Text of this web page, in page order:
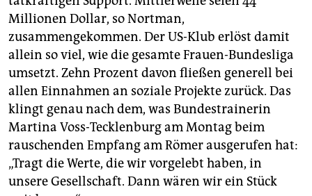
Millionen Dollar, so Nortman,
zusammengekommen. Der US-Klub erlöst damit
allein so viel, wie die gesamte Frauen-Bundesliga
umsetzt. Zehn Prozent davon fließen generell bei
allen Einnahmen an soziale Projekte zurück. Das
klingt genau nach dem, was Bundestrainerin
Martina Voss-Tecklenburg am Montag beim
rauschenden Empfang am Römer ausgerufen hat:
„Tragt die Werte, die wir vorgelebt haben, in
unsere Gesellschaft. Dann wären wir ein Stück